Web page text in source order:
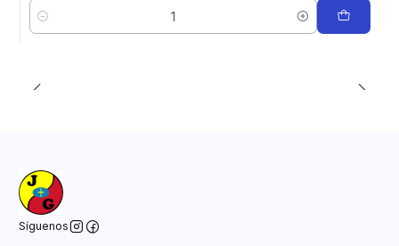
Cantidad
Síguenos